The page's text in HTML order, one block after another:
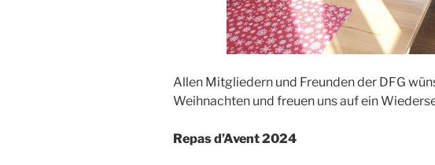
Allen Mitgliedern und Freunden der DFG
Weihnachten und freuen uns auf ein
Repas d’Avent 2024